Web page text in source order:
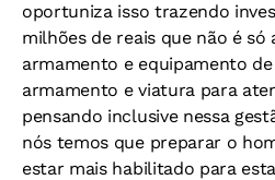
oportuniza isso trazendo
milhões de reais que não é só
armamento e equipamento
armamento e viatura para
pensando inclusive nessa
nós temos que preparar o
estar mais habilitado para